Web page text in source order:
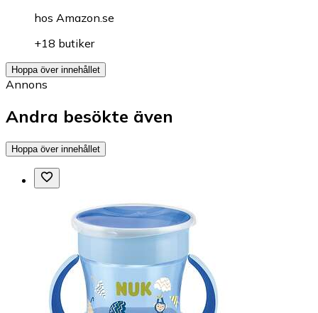
hos Amazon.se
+18 butiker
Hoppa över innehållet
Annons
Andra besökte även
Hoppa över innehållet